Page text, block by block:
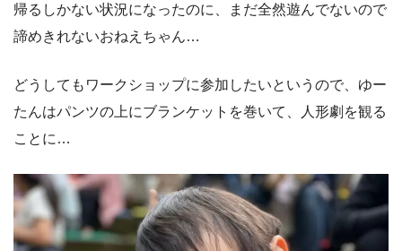
帰るしかない状況になったのに、まだ全然遊んでないので
諦めきれないおねえちゃん…
どうしてもワークショップに参加したいというので、ゆー
たんはパンツの上にブランケットを巻いて、人形劇を観る
ことに…